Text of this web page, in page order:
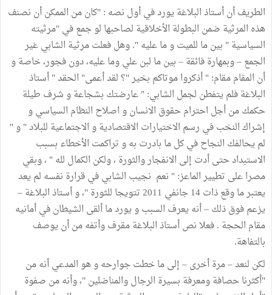
الطريف أن أستاذ البلاغة يورد في أول نصه : "كان من الممكن أن نصنف
هذه المرثية ضمن البطولة الأخلاقية لصاحبها لو جمع في "مرثيته
السياسية " بين ما للميت و ما عليه ". وهل فعلت مرثية الشابي غير
الجمع – وبمهارة فائقة – بين ما لبن علي وما عليه، دون فجور، خاصة و
أن المقام مقام: " أذكروا موتاكم بخير "؟ لقد أعمى" الحقد " أستاذ
البلاغة فلم يتفطن لجمل الشابي: " عارضتك بشجاعة و شرف طيلة
حكمك من أجل احترام حقوق الانسان و اصلاح النظام السياسي و
إشراك النخب في رسم الاختيارات الاقتصادية و الاجتماعية للبلاد " و "
لم يحالفك النجاح في كل ما بادرت به و تراكمت الأخطاء بسبب
الاستبداد حتى أدت إلى الانفجار والثورة ، ولكن الكمال لله " ، وبقي
مصرا على تطيير الماعز: " نعم نجيب الشابي في قرارة نفسه لم يعد
يعتبر ما وقع ذات 14 جانفي 2011 تتويجا للثورة "، و أستاذ البلاغة –
يزعم فوق ذلك – أنه يعرف السبب و يورد ما ألقى الشيطان في أمانيه
مقام الحجة . فعلا نص أستاذ البلاغة مقرف وأتفه من أن يوصف
بالتفاهة.
لكن لنعد – مرة أخرى – إلى ما خطت جوارحه و هو المدعي أنه من
"أكثرنا حصافة ومعرفة بسيرة الرجال والمناضلين "، وأنه من صفوة